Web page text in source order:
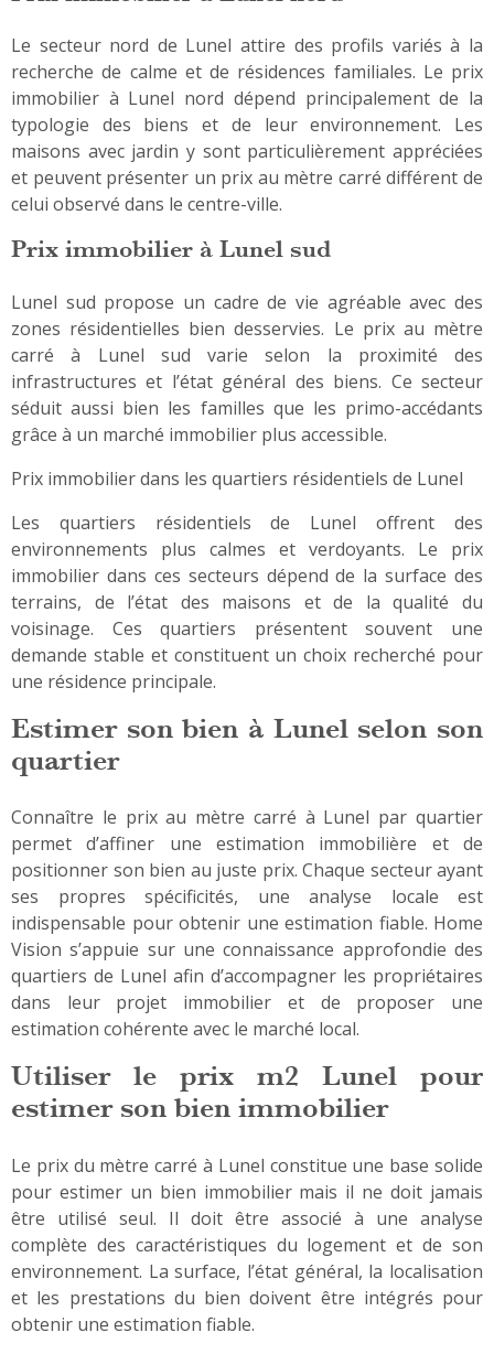
Le secteur nord de Lunel attire des profils variés à la
recherche de calme et de résidences familiales. Le prix
immobilier à Lunel nord dépend principalement de la
typologie des biens et de leur environnement. Les
maisons avec jardin y sont particulièrement appréciées
et peuvent présenter un prix au mètre carré différent de
celui observé dans le centre-ville.
Prix immobilier à Lunel sud
Lunel sud propose un cadre de vie agréable avec des
zones résidentielles bien desservies. Le prix au mètre
carré à Lunel sud varie selon la proximité des
infrastructures et l’état général des biens. Ce secteur
séduit aussi bien les familles que les primo-accédants
grâce à un marché immobilier plus accessible.
Prix immobilier dans les quartiers résidentiels de Lunel
Les quartiers résidentiels de Lunel offrent des
environnements plus calmes et verdoyants. Le prix
immobilier dans ces secteurs dépend de la surface des
terrains, de l’état des maisons et de la qualité du
voisinage. Ces quartiers présentent souvent une
demande stable et constituent un choix recherché pour
une résidence principale.
Estimer son bien à Lunel selon son
quartier
Connaître le prix au mètre carré à Lunel par quartier
permet d’affiner une estimation immobilière et de
positionner son bien au juste prix. Chaque secteur ayant
ses propres spécificités, une analyse locale est
indispensable pour obtenir une estimation fiable. Home
Vision s’appuie sur une connaissance approfondie des
quartiers de Lunel afin d’accompagner les propriétaires
dans leur projet immobilier et de proposer une
estimation cohérente avec le marché local.
Utiliser le prix m2 Lunel pour
estimer son bien immobilier
Le prix du mètre carré à Lunel constitue une base solide
pour estimer un bien immobilier mais il ne doit jamais
être utilisé seul. Il doit être associé à une analyse
complète des caractéristiques du logement et de son
environnement. La surface, l’état général, la localisation
et les prestations du bien doivent être intégrés pour
obtenir une estimation fiable.